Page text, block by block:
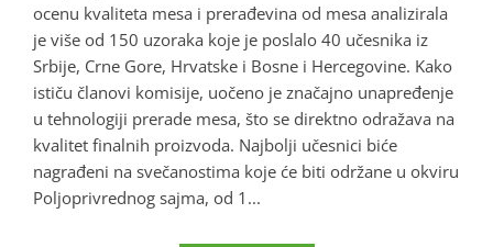
ocenu kvaliteta mesa i prerađevina od mesa analizirala
je više od 150 uzoraka koje je poslalo 40 učesnika iz
Srbije, Crne Gore, Hrvatske i Bosne i Hercegovine. Kako
ističu članovi komisije, uočeno je značajno unapređenje
u tehnologiji prerade mesa, što se direktno odražava na
kvalitet finalnih proizvoda. Najbolji učesnici biće
nagrađeni na svečanostima koje će biti održane u okviru
Poljoprivrednog sajma, od 1...